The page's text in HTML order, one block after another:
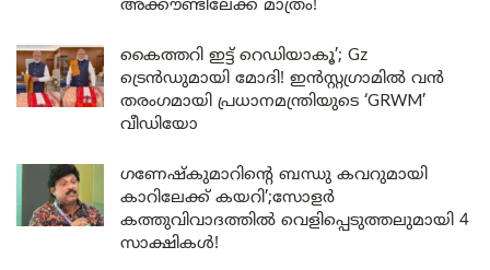
അക്കൗണ്ടിലേക്ക് മാത്രം!
കൈത്തറി ഇട്ട് റെഡിയാകൂ’; Gz
ട്രെൻഡുമായി മോദി! ഇൻസ്റ്റഗ്രാമിൽ വൻ
തരംഗമായി പ്രധാനമന്ത്രിയുടെ ‘GRWM’
വീഡിയോ
ഗണേഷ്കുമാറിന്റെ ബന്ധു കവറുമായി
കാറിലേക്ക് കയറി’;സോളർ
കത്തുവിവാദത്തിൽ വെളിപ്പെടുത്തലുമായി 4
സാക്ഷികൾ!